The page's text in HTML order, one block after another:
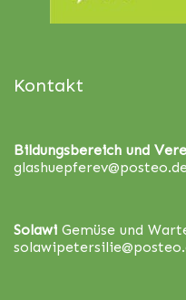
Kontakt
Bildungsbereich und
Solawi Gemüse und